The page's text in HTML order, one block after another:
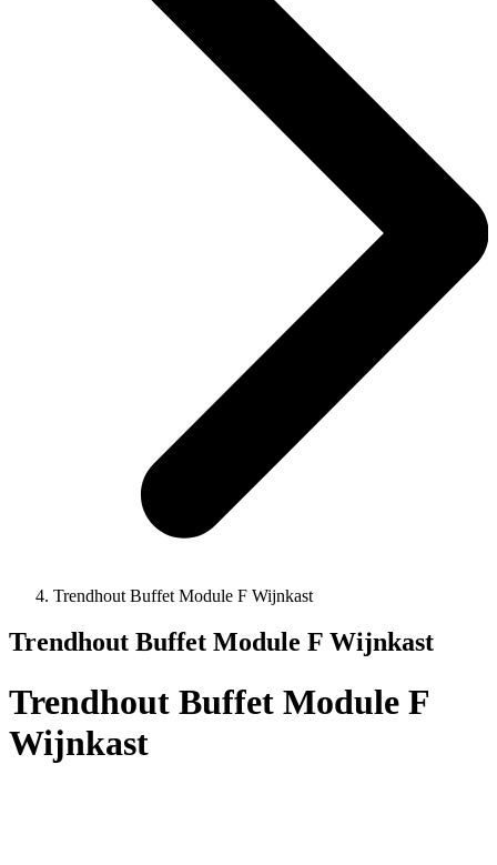
Trendhout Buffet Module F Wijnkast
Trendhout Buffet Module F Wijnkast
Trendhout Buffet Module F
Wijnkast